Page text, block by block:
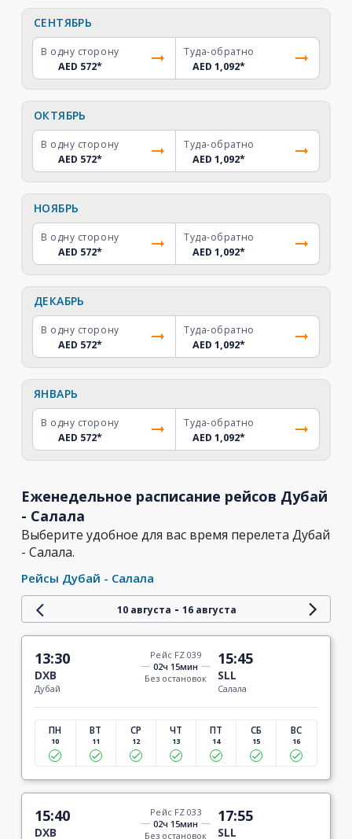
СЕНТЯБРЬ
В одну сторону
AED 572*
Туда-обратно
AED 1,092*
ОКТЯБРЬ
В одну сторону
AED 572*
Туда-обратно
AED 1,092*
НОЯБРЬ
В одну сторону
AED 572*
Туда-обратно
AED 1,092*
ДЕКАБРЬ
В одну сторону
AED 572*
Туда-обратно
AED 1,092*
ЯНВАРЬ
В одну сторону
AED 572*
Туда-обратно
AED 1,092*
Еженедельное расписание рейсов Дубай
- Салала
Выберите удобное для вас время перелета Дубай
- Салала.
Рейсы Дубай - Салала
10 августа - 16 августа
13:30
DXB
Дубай
Рейс FZ 039
02ч 15мин
Без остановок
15:45
SLL
Салала
ПН
10
ВТ
11
СР
12
ЧТ
13
ПТ
14
СБ
15
ВС
16
15:40
DXB
Рейс FZ 033
02ч 15мин
Без остановок
17:55
SLL